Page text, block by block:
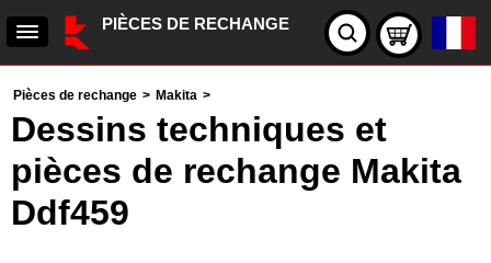
PIÈCES DE RECHANGE
Pièces de rechange > Makita >
Dessins techniques et
pièces de rechange Makita
Ddf459